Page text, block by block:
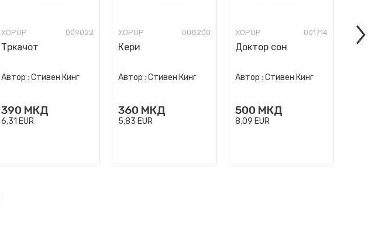
ХОРОР 009022
Тркачот
Автор : Стивен Кинг
390 МКД
6,31 EUR
ХОРОР 008200
Кери
Автор : Стивен Кинг
360 МКД
5,83 EUR
ХОРОР 001714
Доктор сон
Автор : Стивен Кинг
500 МКД
8,09 EUR
ХОРОР